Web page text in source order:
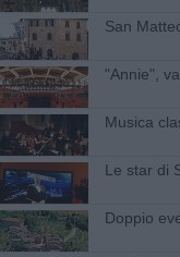
San
"Annie",
Musica
Le star di
Doppio